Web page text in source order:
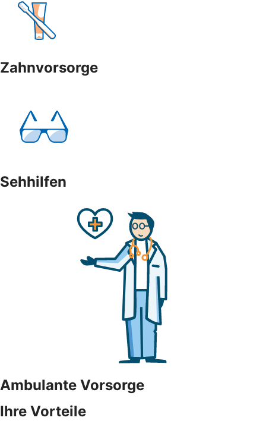
Zahnvorsorge
Sehhilfen
Ambulante Vorsorge
Ihre Vorteile